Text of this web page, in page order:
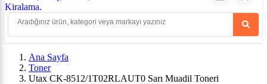
Ana Sayfa
Toner
Utax CK-8512/1T02RLAUT0 Sarı Muadil Toneri